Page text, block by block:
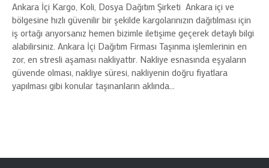
Ankara İçi Kargo, Koli, Dosya Dağıtım Şirketi Ankara içi ve
bölgesine hızlı güvenilir bir şekilde kargolarınızın dağıtılması için
iş ortağı arıyorsanız hemen bizimle iletişime geçerek detaylı bilgi
alabilirsiniz. Ankara İçi Dağıtım Firması Taşınma işlemlerinin en
zor, en stresli aşaması nakliyattır. Nakliye esnasında eşyaların
güvende olması, nakliye süresi, nakliyenin doğru fiyatlara
yapılması gibi konular taşınanların aklında…